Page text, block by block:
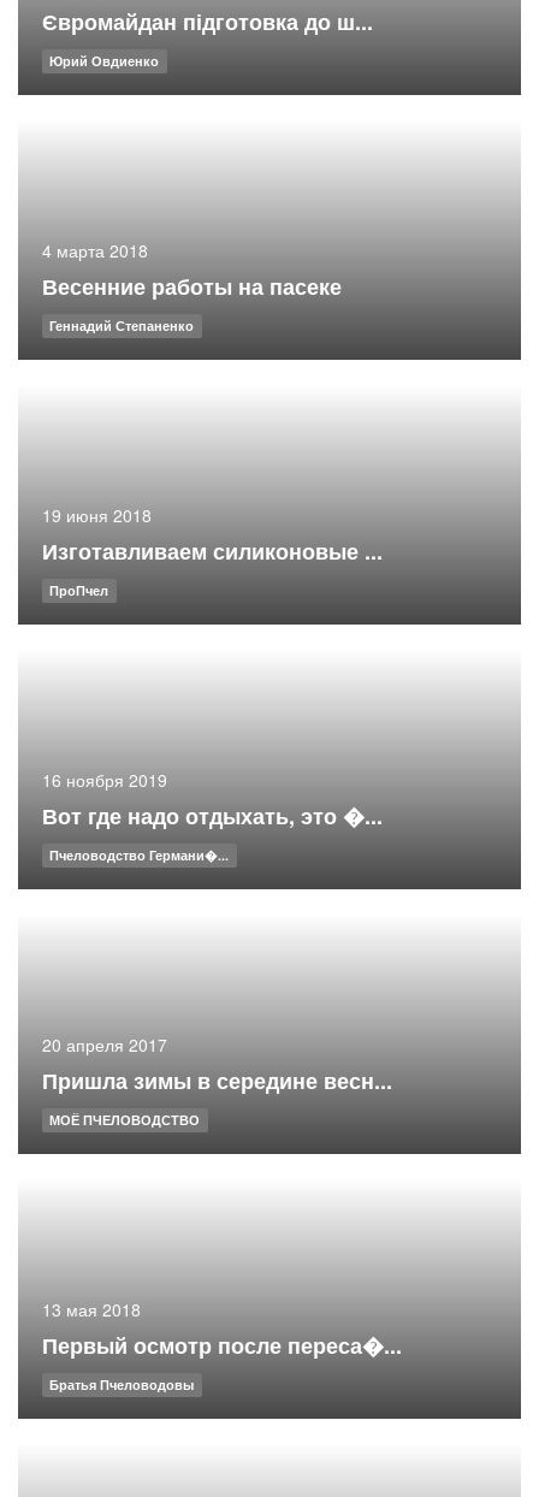
Євромайдан підготовка до ш...
Юрий Овдиенко
4 марта 2018
Весенние работы на пасеке
Геннадий Степаненко
19 июня 2018
Изготавливаем силиконовые ...
ПроПчел
16 ноября 2019
Вот где надо отдыхать, это �...
Пчеловодство Германи�...
20 апреля 2017
Пришла зимы в середине весн...
МОЁ ПЧЕЛОВОДСТВО
13 мая 2018
Первый осмотр после переса�...
Братья Пчеловодовы